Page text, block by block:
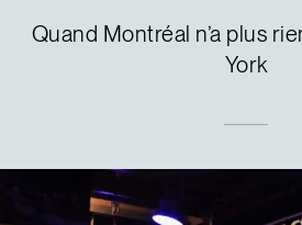
English
Quand Montréal n’a plus
York